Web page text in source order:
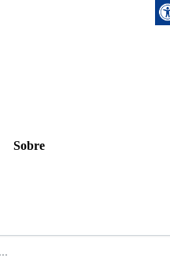
Sobre